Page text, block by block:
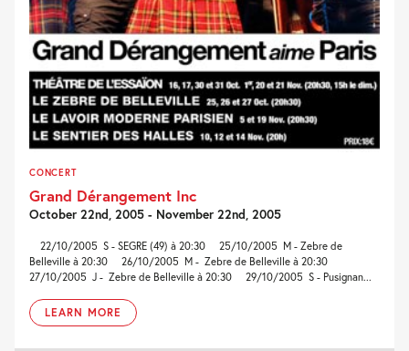
CONCERT
Grand Dérangement Inc
October 22nd, 2005 - November 22nd, 2005
22/10/2005 S - SEGRE (49) à 20:30 25/10/2005 M - Zebre de
Belleville à 20:30 26/10/2005 M - Zebre de Belleville à 20:30
27/10/2005 J - Zebre de Belleville à 20:30 29/10/2005 S - Pusignan...
LEARN MORE